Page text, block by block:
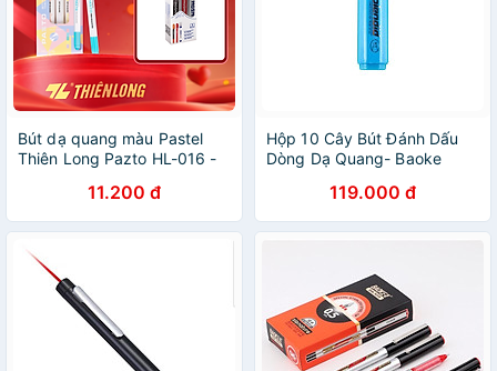
Bút dạ quang màu Pastel
Thiên Long Pazto HL-016 -
Không để lại vết khi
Photocopy
11.200 đ
Hộp 10 Cây Bút Đánh Dấu
Dòng Dạ Quang- Baoke
119.000 đ